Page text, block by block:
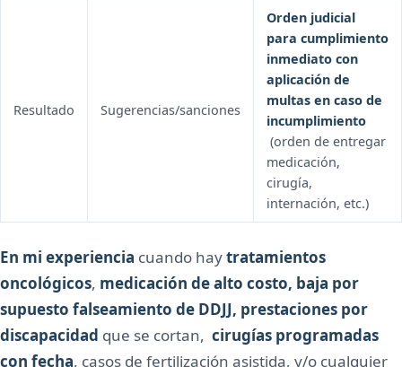
Resultado Sugerencias/sanciones
Orden judicial
para cumplimiento
inmediato con
aplicación de
multas en caso de
incumplimiento
(orden de entregar
medicación,
cirugía,
internación, etc.)
En mi experiencia cuando haytratamientos
oncológicos, medicación de alto costo, baja por
supuesto falseamiento de DDJJ, prestaciones por
discapacidad que se cortan, cirugías programadas
con fecha, casos de fertilización asistida, y/o cualquier